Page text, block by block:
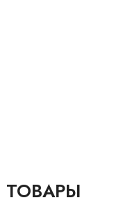
ТОВАРЫ